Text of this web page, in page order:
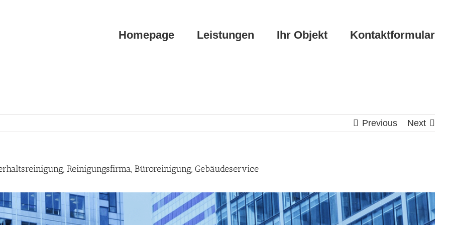
Homepage Leistungen Ihr Objekt Kontaktformular
Previous Next
Reinigungsfirma, Büroreinigung, Gebäudeservice